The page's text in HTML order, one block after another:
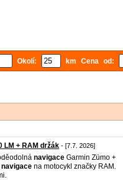
Okolí: km Cena od:
LM + RAM držák - [7.7. 2026]
navigace Garmin Zümo +
navigace na motocykl značky RAM.